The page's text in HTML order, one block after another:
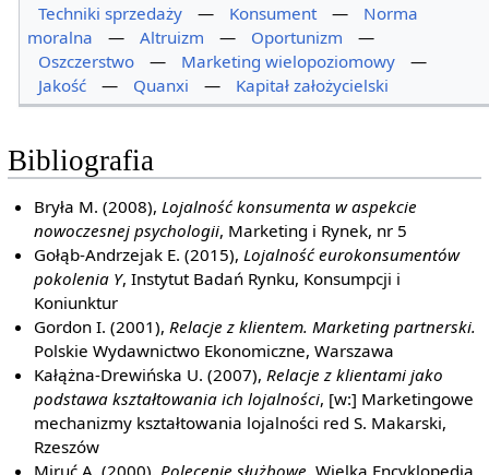
Techniki sprzedaży
— Konsument —
Norma
moralna
— Altruizm — Oportunizm
—
Oszczerstwo
— Marketing wielopoziomowy
—
Jakość
— Quanxi — Kapitał założycielski
Bibliografia
Bryła M. (2008), Lojalność konsumenta w aspekcie
nowoczesnej psychologii, Marketing i Rynek, nr 5
Gołąb-Andrzejak E. (2015), Lojalność eurokonsumentów
pokolenia Y, Instytut Badań Rynku, Konsumpcji i
Koniunktur
Gordon I. (2001), Relacje z klientem. Marketing partnerski.
Polskie Wydawnictwo Ekonomiczne, Warszawa
Kałążna-Drewińska U. (2007), Relacje z klientami jako
podstawa kształtowania ich lojalności, [w:] Marketingowe
mechanizmy kształtowania lojalności red S. Makarski,
Rzeszów
Miruć A. (2000), Polecenie służbowe, Wielka Encyklopedia